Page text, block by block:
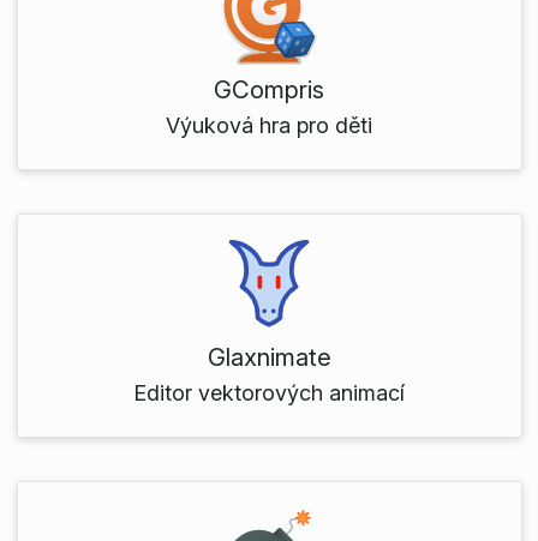
GCompris
Výuková hra pro děti
Glaxnimate
Editor vektorových animací